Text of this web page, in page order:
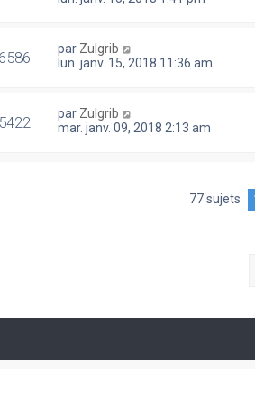
par Zulgrib
lun. janv. 15, 2018 11:36 am
par Zulgrib
mar. janv. 09, 2018 2:13 am
77 sujets